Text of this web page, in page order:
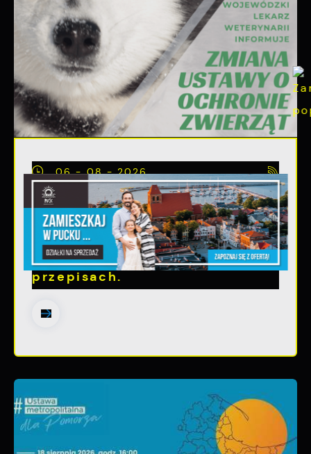
06 - 08 - 2026
Ustawa dotycząca ochrony
zwięrząt w zakresie utrzymania
psów i kotów - zmiany w
przepisach.